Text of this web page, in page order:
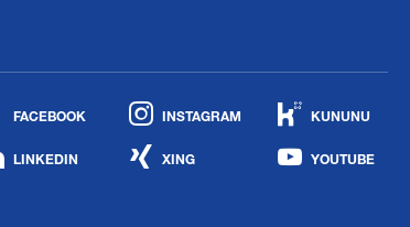
FACEBOOK INSTAGRAM KUNUNU
LINKEDIN XING YOUTUBE